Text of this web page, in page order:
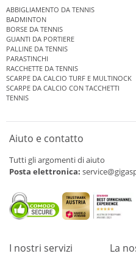
ABBIGLIAMENTO DA TENNIS
BADMINTON
BORSE DA TENNIS
GUANTI DA PORTIERE
PALLINE DA TENNIS
PARASTINCHI
RACCHETTE DA TENNIS
SCARPE DA CALCIO TURF E MULTINOCK
SCARPE DA CALCIO CON TACCHETTI
TENNIS
Aiuto e contatto
Tutti gli argomenti di aiuto
Posta elettronica:
I nostri servizi La